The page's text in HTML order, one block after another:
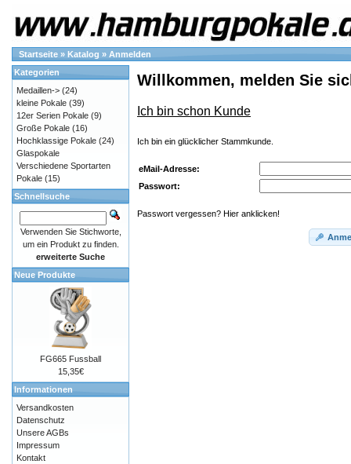
Startseite » Katalog » Anmelden
Willkommen, melden Sie
Ich bin schon Kunde
Ich bin ein glücklicher Stammkunde.
eMail-Adresse:
Passwort:
Passwort vergessen? Hier anklicken!
Kategorien
Medaillen-> (24)
kleine Pokale (39)
12er Serien Pokale (9)
Große Pokale (16)
Hochklassige Pokale (24)
Glaspokale
Verschiedene Sportarten
Pokale (15)
Schnellsuche
Verwenden Sie Stichworte,
um ein Produkt zu finden.
erweiterte Suche
Neue Produkte
FG665 Fussball
15,35€
Informationen
Versandkosten
Datenschutz
Unsere AGBs
Impressum
Kontakt